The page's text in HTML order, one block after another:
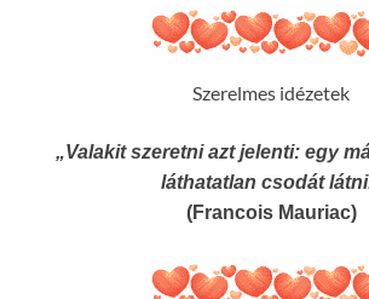
Szerelmes idézetek
„Valakit szeretni azt jelenti: egy
láthatatlan csodát
(Francois Mauriac)